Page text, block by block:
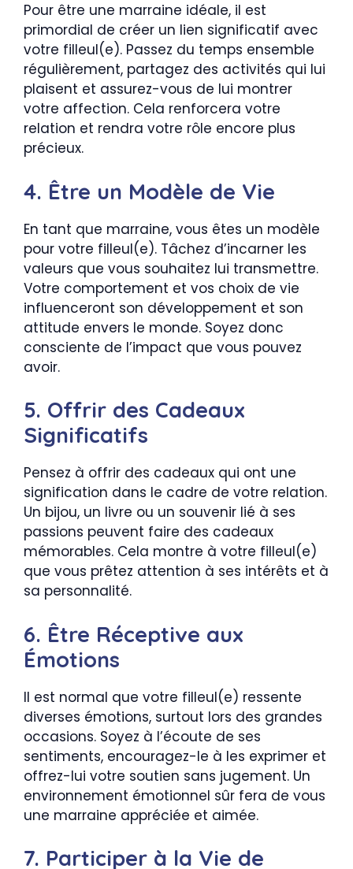
Pour être une marraine idéale, il est
primordial de créer un lien significatif avec
votre filleul(e). Passez du temps ensemble
régulièrement, partagez des activités qui lui
plaisent et assurez-vous de lui montrer
votre affection. Cela renforcera votre
relation et rendra votre rôle encore plus
précieux.
4. Être un Modèle de Vie
En tant que marraine, vous êtes un modèle
pour votre filleul(e). Tâchez d’incarner les
valeurs que vous souhaitez lui transmettre.
Votre comportement et vos choix de vie
influenceront son développement et son
attitude envers le monde. Soyez donc
consciente de l’impact que vous pouvez
avoir.
5. Offrir des Cadeaux
Significatifs
Pensez à offrir des cadeaux qui ont une
signification dans le cadre de votre relation.
Un bijou, un livre ou un souvenir lié à ses
passions peuvent faire des cadeaux
mémorables. Cela montre à votre filleul(e)
que vous prêtez attention à ses intérêts et à
sa personnalité.
6. Être Réceptive aux
Émotions
Il est normal que votre filleul(e) ressente
diverses émotions, surtout lors des grandes
occasions. Soyez à l’écoute de ses
sentiments, encouragez-le à les exprimer et
offrez-lui votre soutien sans jugement. Un
environnement émotionnel sûr fera de vous
une marraine appréciée et aimée.
7. Participer à la Vie de